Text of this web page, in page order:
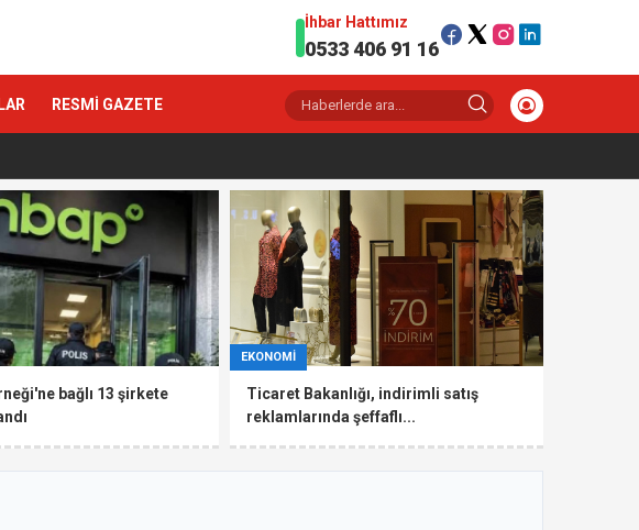
İhbar Hattımız
0533 406 91 16
RESMİ GAZETE
bağlı 13 şirkete
EKONOMİ
Ticaret Bakanlığı, indirimli satış
reklamlarında şeffaflı...